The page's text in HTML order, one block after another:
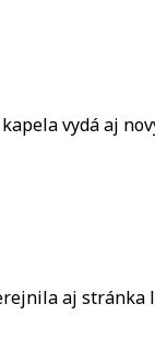
vydá aj
aj stránka